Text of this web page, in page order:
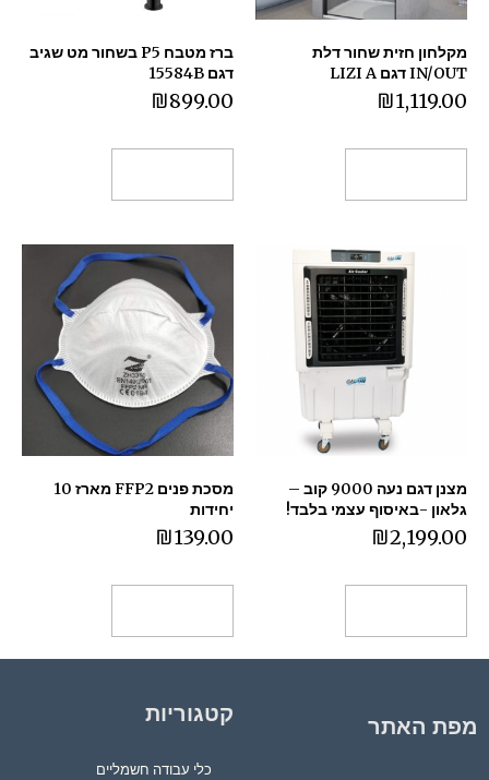
מקלחון חזית שחור דלת
IN/OUT דגם LIZI A
₪1,119.00
ברז מטבח P5 בשחור מט שגיב
דגם 15584B
₪899.00
מצנן דגם נעה 9000 קוב –
גלאון -באיסוף עצמי בלבד!
₪2,199.00
מסכת פנים FFP2 מארז 10
יחידות
₪139.00
מפת האתר קטגוריות
כלי עבודה חשמליים